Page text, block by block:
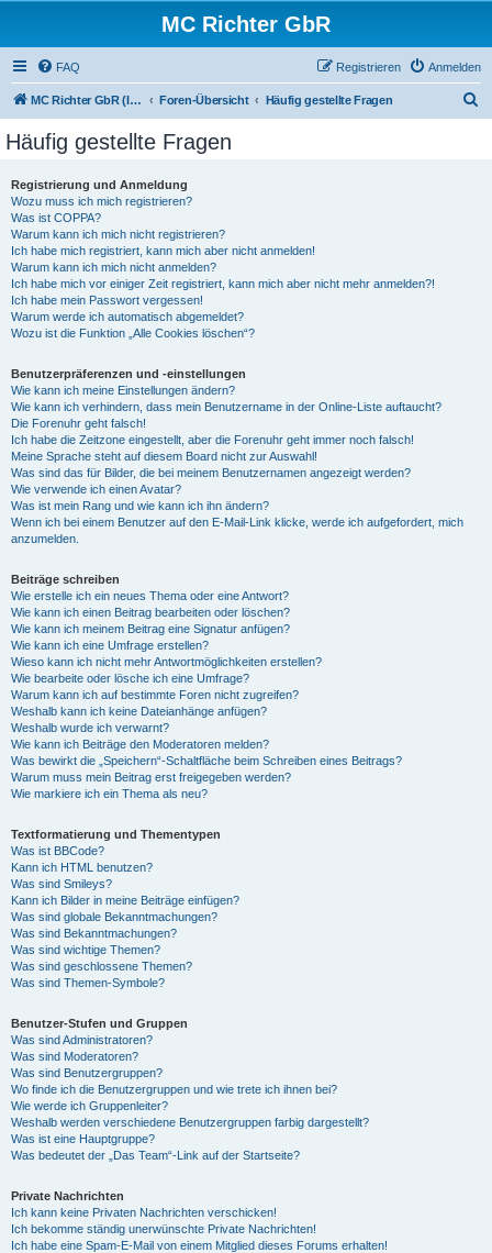
MC Richter GbR
FAQ Anmelden
Registrieren
MC Richter GbR (Impressum / Datenschutz) Foren-Übersicht Häufig gestellte Fragen
Häufig gestellte Fragen
Registrierung und Anmeldung
Wozu muss ich mich registrieren?
Was ist COPPA?
Warum kann ich mich nicht registrieren?
Ich habe mich registriert, kann mich aber nicht anmelden!
Warum kann ich mich nicht anmelden?
Ich habe mich vor einiger Zeit registriert, kann mich aber nicht mehr anmelden?!
Ich habe mein Passwort vergessen!
Warum werde ich automatisch abgemeldet?
Wozu ist die Funktion „Alle Cookies löschen“?
Benutzerpräferenzen und -einstellungen
Wie kann ich meine Einstellungen ändern?
Wie kann ich verhindern, dass mein Benutzername in der Online-Liste auftaucht?
Die Forenuhr geht falsch!
Ich habe die Zeitzone eingestellt, aber die Forenuhr geht immer noch falsch!
Meine Sprache steht auf diesem Board nicht zur Auswahl!
Was sind das für Bilder, die bei meinem Benutzernamen angezeigt werden?
Wie verwende ich einen Avatar?
Was ist mein Rang und wie kann ich ihn ändern?
Wenn ich bei einem Benutzer auf den E-Mail-Link klicke, werde ich aufgefordert, mich
anzumelden.
Beiträge schreiben
Wie erstelle ich ein neues Thema oder eine Antwort?
Wie kann ich einen Beitrag bearbeiten oder löschen?
Wie kann ich meinem Beitrag eine Signatur anfügen?
Wie kann ich eine Umfrage erstellen?
Wieso kann ich nicht mehr Antwortmöglichkeiten erstellen?
Wie bearbeite oder lösche ich eine Umfrage?
Warum kann ich auf bestimmte Foren nicht zugreifen?
Weshalb kann ich keine Dateianhänge anfügen?
Weshalb wurde ich verwarnt?
Wie kann ich Beiträge den Moderatoren melden?
Was bewirkt die „Speichern“-Schaltfläche beim Schreiben eines Beitrags?
Warum muss mein Beitrag erst freigegeben werden?
Wie markiere ich ein Thema als neu?
Textformatierung und Thementypen
Was ist BBCode?
Kann ich HTML benutzen?
Was sind Smileys?
Kann ich Bilder in meine Beiträge einfügen?
Was sind globale Bekanntmachungen?
Was sind Bekanntmachungen?
Was sind wichtige Themen?
Was sind geschlossene Themen?
Was sind Themen-Symbole?
Benutzer-Stufen und Gruppen
Was sind Administratoren?
Was sind Moderatoren?
Was sind Benutzergruppen?
Wo finde ich die Benutzergruppen und wie trete ich ihnen bei?
Wie werde ich Gruppenleiter?
Weshalb werden verschiedene Benutzergruppen farbig dargestellt?
Was ist eine Hauptgruppe?
Was bedeutet der „Das Team“-Link auf der Startseite?
Private Nachrichten
Ich kann keine Privaten Nachrichten verschicken!
Ich bekomme ständig unerwünschte Private Nachrichten!
Ich habe eine Spam-E-Mail von einem Mitglied dieses Forums erhalten!